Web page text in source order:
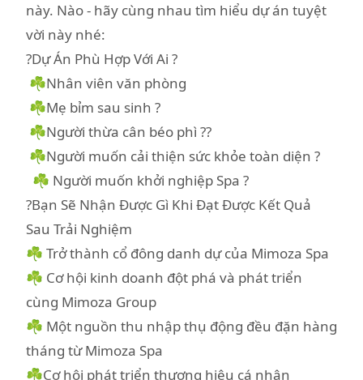
này. Nào - hãy cùng nhau tìm hiểu dự án tuyệt
vời này nhé:
?Dự Án Phù Hợp Với Ai ?
☘️Nhân viên văn phòng
☘️Mẹ bỉm sau sinh ?
☘️Người thừa cân béo phì ??
☘️Người muốn cải thiện sức khỏe toàn diện ?
☘️ Người muốn khởi nghiệp Spa ?
?Bạn Sẽ Nhận Được Gì Khi Đạt Được Kết Quả
Sau Trải Nghiệm
☘️ Trở thành cổ đông danh dự của Mimoza Spa
☘️ Cơ hội kinh doanh đột phá và phát triển
cùng Mimoza Group
☘️ Một nguồn thu nhập thụ động đều đặn hàng
tháng từ Mimoza Spa
☘️Cơ hội phát triển thương hiệu cá nhân